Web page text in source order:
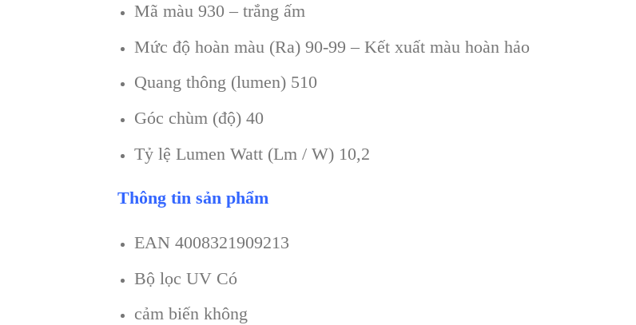
Mã màu 930 – trắng ấm
Mức độ hoàn màu (Ra) 90-99 – Kết xuất màu hoàn hảo
Quang thông (lumen) 510
Góc chùm (độ) 40
Tỷ lệ Lumen Watt (Lm / W) 10,2
Thông tin sản phẩm
EAN 4008321909213
Bộ lọc UV Có
cảm biến không